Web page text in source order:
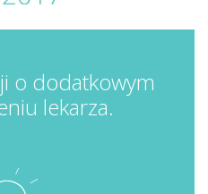
o dodatkowym
lekarza.